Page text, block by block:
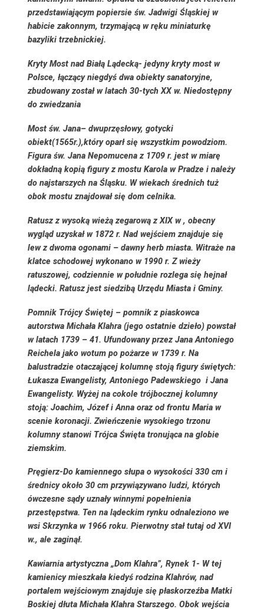
przedstawiającym popiersie św. Jadwigi Śląskiej w
habicie zakonnym, trzymającą w ręku miniaturkę
bazyliki trzebnickiej.
Kryty Most nad Białą Lądecką- jedyny kryty most w
Polsce, łączący niegdyś dwa obiekty sanatoryjne,
zbudowany został w latach 30-tych XX w. Niedostępny
do zwiedzania
Most św. Jana– dwuprzęsłowy, gotycki
obiekt(1565r.),który oparł się wszystkim powodziom.
Figura św. Jana Nepomucena z 1709 r. jest w miarę
dokładną kopią figury z mostu Karola w Pradze i należy
do najstarszych na Śląsku. W wiekach średnich tuż
obok mostu znajdował się dom celnika.
Ratusz z wysoką wieżą zegarową z XIX w , obecny
wygląd uzyskał w 1872 r. Nad wejściem znajduje się
lew z dwoma ogonami – dawny herb miasta. Witraże na
klatce schodowej wykonano w 1990 r. Z wieży
ratuszowej, codziennie w południe rozlega się hejnał
lądecki. Ratusz jest siedzibą Urzędu Miasta i Gminy.
Pomnik Trójcy Świętej– pomnik z piaskowca
autorstwa Michała Klahra (jego ostatnie dzieło) powstał
w latach 1739 – 41. Ufundowany przez Jana Antoniego
Reichela jako wotum po pożarze w 1739 r. Na
balustradzie otaczającej kolumnę stoją figury świętych:
Łukasza Ewangelisty, Antoniego Padewskiego i Jana
Ewangelisty. Wyżej na cokole trójbocznej kolumny
stoją: Joachim, Józef i Anna oraz od frontu Maria w
scenie koronacji. Zwieńczenie wysokiego trzonu
kolumny stanowi Trójca Święta tronująca na globie
ziemskim.
Pręgierz-Do kamiennego słupa o wysokości 330 cm i
średnicy około 30 cm przywiązywano ludzi, których
ówczesne sądy uznały winnymi popełnienia
przestępstwa. Ten na lądeckim rynku odnaleziono we
wsi Skrzynka w 1966 roku. Pierwotny stał tutaj od XVI
w., ale zaginął.
Kawiarnia artystyczna „Dom Klahra”, Rynek 1- W tej
kamienicy mieszkała kiedyś rodzina Klahrów, nad
portalem wejściowym znajduje się płaskorzeźba Matki
Boskiej dłuta Michała Klahra Starszego. Obok wejścia